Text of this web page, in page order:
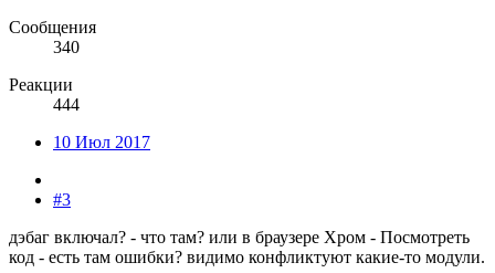
Сообщения
340
Реакции
444
10 Июл 2017
#3
дэбаг включал? - что там? или в браузере Хром - Посмотреть
код - есть там ошибки? видимо конфликтуют какие-то модули.